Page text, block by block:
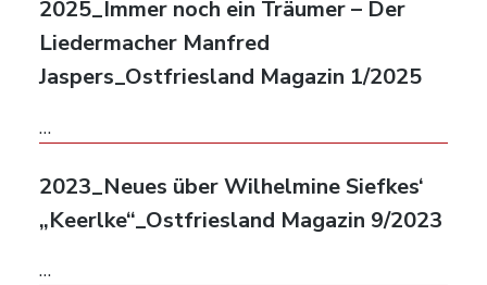
2025_Immer noch ein Träumer – Der
Liedermacher Manfred
Jaspers_Ostfriesland Magazin 1/2025
…
2023_Neues über Wilhelmine Siefkes‘
„Keerlke“_Ostfriesland Magazin 9/2023
…